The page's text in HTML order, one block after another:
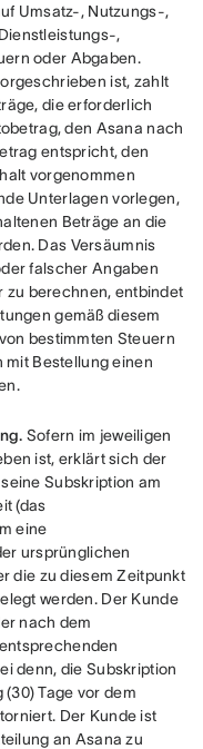
Umsatz-, Nutzungs-,
,
oder Abgaben.
ist, zahlt
die erforderlich
den Asana nach
entspricht, den
vorgenommen
Unterlagen vorlegen,
Beträge an die
Das Versäumnis
falscher Angaben
zu berechnen, entbindet
gemäß diesem
bestimmten Steuern
mit Bestellung einen
Sofern im jeweiligen
ist, erklärt sich der
Subskription am
(das
eine
ursprünglichen
die zu diesem Zeitpunkt
werden. Der Kunde
nach dem
denn, die Subskription
Tage vor dem
Der Kunde ist
an Asana zu